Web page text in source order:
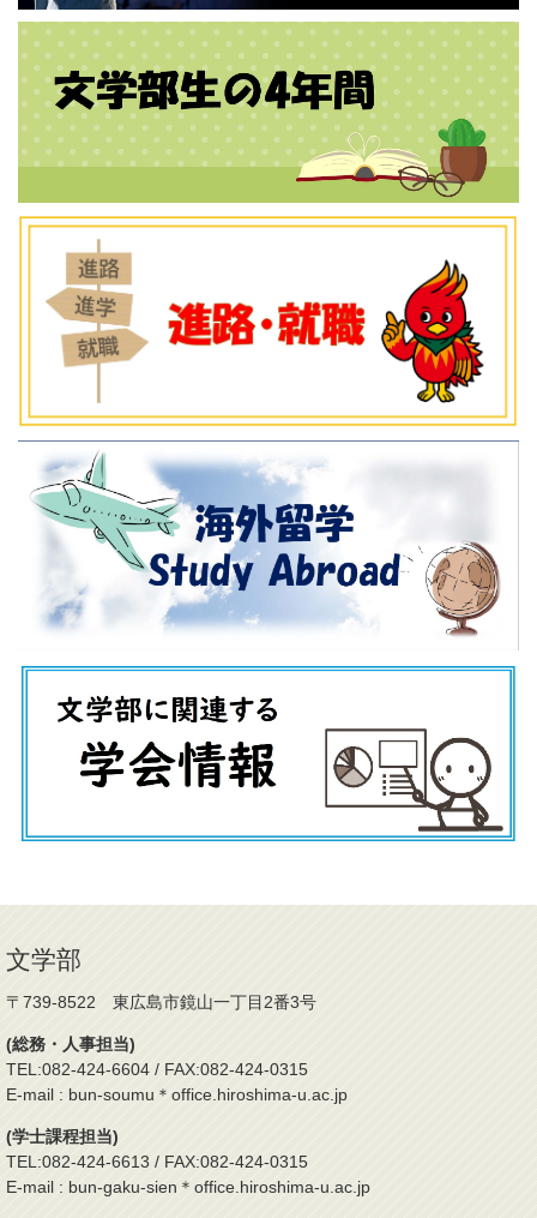
文学部
〒739-8522 東広島市鏡山一丁目2番3号
(総務・人事担当)
TEL:082-424-6604 / FAX:082-424-0315
E-mail : bun-soumu＊office.hiroshima-u.ac.jp
(学士課程担当)
TEL:082-424-6613 / FAX:082-424-0315
E-mail : bun-gaku-sien＊office.hiroshima-u.ac.jp